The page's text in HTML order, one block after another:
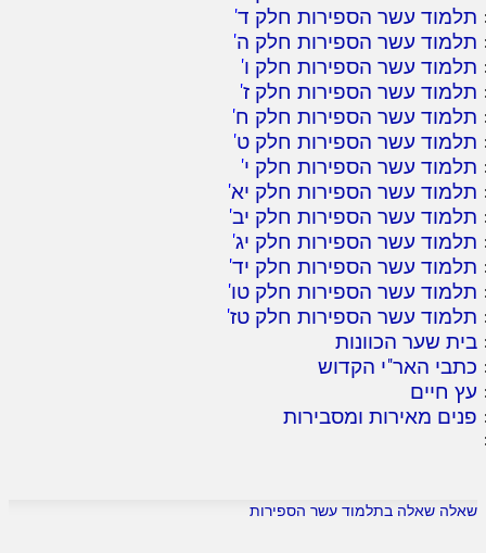
תלמוד עשר הספירות חלק ד'
תלמוד עשר הספירות חלק ה'
תלמוד עשר הספירות חלק ו'
תלמוד עשר הספירות חלק ז'
תלמוד עשר הספירות חלק ח'
תלמוד עשר הספירות חלק ט'
תלמוד עשר הספירות חלק י'
תלמוד עשר הספירות חלק יא'
תלמוד עשר הספירות חלק יב'
תלמוד עשר הספירות חלק יג'
תלמוד עשר הספירות חלק יד'
תלמוד עשר הספירות חלק טו'
תלמוד עשר הספירות חלק טז'
בית שער הכוונות
כתבי האר"י הקדוש
עץ חיים
פנים מאירות ומסבירות
שאלה שאלה בתלמוד עשר הספירות